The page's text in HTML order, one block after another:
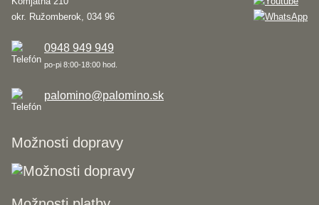
okr. Ružomberok, 034 96
0948 949 949
po-pi 8:00-18:00 hod.
palomino@palomino.sk
Možnosti dopravy